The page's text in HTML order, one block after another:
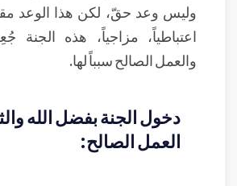
وليس وعد حقّ، لكن هذا الوعد
اعتباطياً، مزاجياً، هذه الجنة
والعمل الصالح سبباً لها.
دخول الجنة بفضل الله
العمل الصالح: